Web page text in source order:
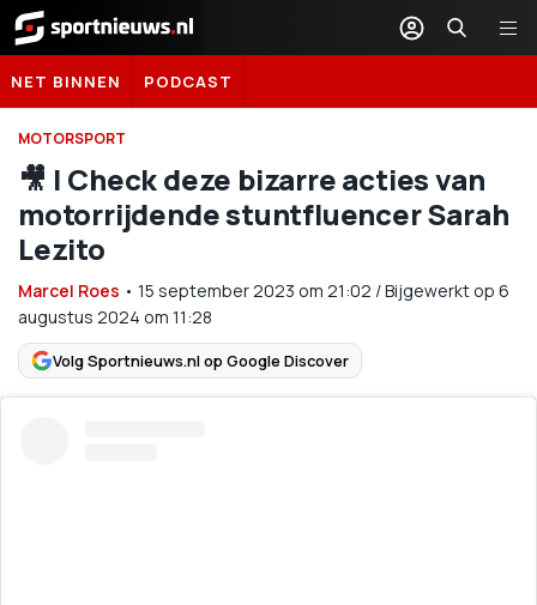
Sportnieuws.nl
NET BINNEN PODCAST
MOTORSPORT
🎥​ | Check deze bizarre acties van
motorrijdende stuntfluencer Sarah
Lezito
Marcel Roes • 15 september 2023 om 21:02 /Bijgewerkt op 6
augustus 2024 om 11:28
Volg Sportnieuws.nl op Google Discover